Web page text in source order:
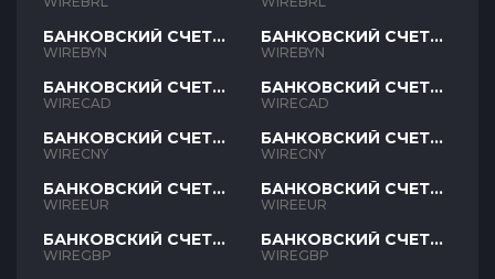
БАНКОВСКИЙ СЧЕТ
BYN
WIREBYN
БАНКОВСКИЙ СЧЕТ
CAD
WIRECAD
БАНКОВСКИЙ СЧЕТ
CNY
WIRECNY
БАНКОВСКИЙ СЧЕТ
EUR
WIREEUR
БАНКОВСКИЙ СЧЕТ
GBP
WIREGBP
БАНКОВСКИЙ СЧЕТ
BYN
WIREBYN
БАНКОВСКИЙ СЧЕТ
CAD
WIRECAD
БАНКОВСКИЙ СЧЕТ
CNY
WIRECNY
БАНКОВСКИЙ СЧЕТ
EUR
WIREEUR
БАНКОВСКИЙ СЧЕТ
GBP
WIREGBP